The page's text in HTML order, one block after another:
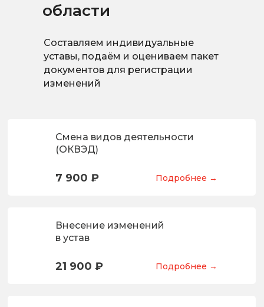
Составляем индивидуальные
уставы, подаём и оцениваем пакет
документов для регистрации
изменений
области
Смена видов деятельности
(ОКВЭД)
7 900 ₽
Внесение изменений
в устав
21 900 ₽
Подробнее →
Подробнее →